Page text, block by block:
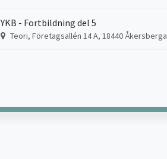
YKB - Fortbildning del 5
Teori, Företagsallén 14 A, 18440 Åkersberga